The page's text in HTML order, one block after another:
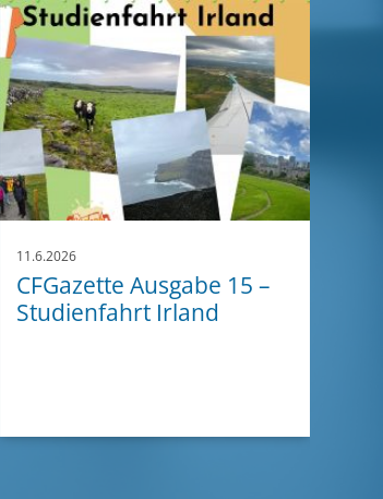
11.6.2026
CFGazette Ausgabe 15 –
Studienfahrt Irland